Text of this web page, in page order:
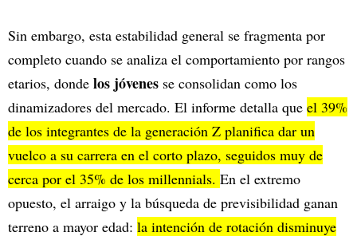
Sin embargo, esta estabilidad general se fragmenta por
completo cuando se analiza el comportamiento por rangos
etarios, donde los jóvenes se consolidan como los
dinamizadores del mercado. El informe detalla que el 39%
de los integrantes de la generación Z planifica dar un
vuelco a su carrera en el corto plazo, seguidos muy de
cerca por el 35% de los millennials. En el extremo
opuesto, el arraigo y la búsqueda de previsibilidad ganan
terreno a mayor edad: la intención de rotación disminuye